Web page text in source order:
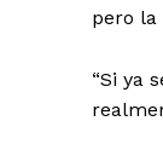
pero la
“Si ya